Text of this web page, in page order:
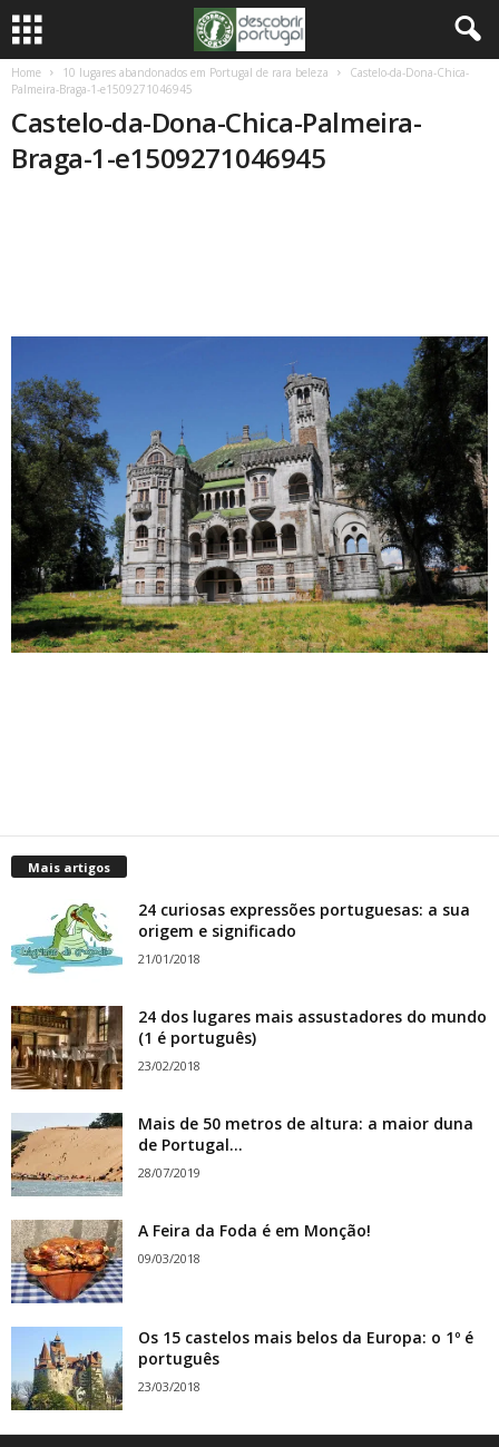
Home 10 lugares abandonados em Portugal de rara beleza
Castelo-da-Dona-Chica-
Palmeira-Braga-1-e1509271046945
Castelo-da-Dona-Chica-Palmeira-
Braga-1-e1509271046945
Mais artigos
24 curiosas expressões portuguesas: a sua
origem e significado
21/01/2018
24 dos lugares mais assustadores do mundo
(1 é português)
23/02/2018
Mais de 50 metros de altura: a maior duna
de Portugal...
28/07/2019
A Feira da Foda é em Monção!
09/03/2018
Os 15 castelos mais belos da Europa: o 1º é
português
23/03/2018